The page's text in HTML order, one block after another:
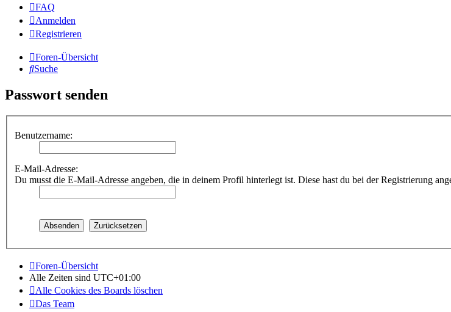
FAQ
Anmelden
Registrieren
Foren-Übersicht
Suche
Passwort senden
Benutzername:
E-Mail-Adresse:
Du musst die E-Mail-Adresse angeben, die in deinem Profil hinterlegt ist. Diese hast du bei der Registrierung
Foren-Übersicht
Alle Zeiten sind UTC+01:00
Alle Cookies des Boards löschen
Das Team